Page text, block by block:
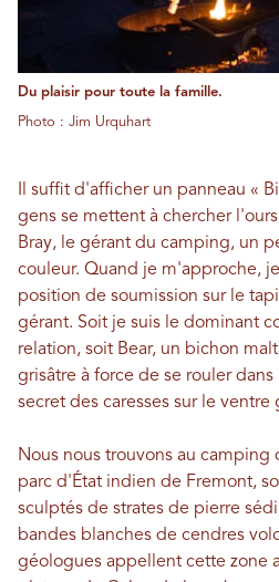
Du plaisir pour toute la famille.
Photo : Jim Urquhart
Il suffit d'afficher un panneau «
gens se mettent à chercher
Bray, le gérant du camping, un
couleur. Quand je m'approche,
position de soumission sur le
gérant. Soit je suis le dominant
relation, soit Bear, un bichon
grisâtre à force de se rouler
secret des caresses sur le ventre
Nous nous trouvons au camping
parc d'État indien de Fremont,
sculptés de strates de pierre
bandes blanches de cendres
géologues appellent cette zone